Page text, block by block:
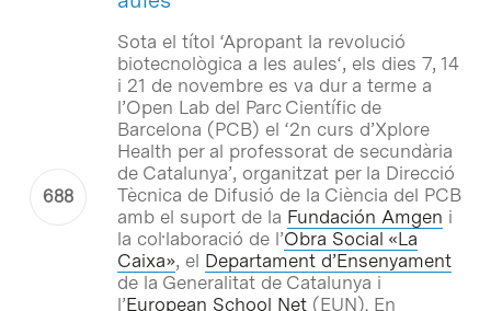
Sota el títol ‘Apropant la revolució
biotecnològica a les aules‘, els dies 7, 14
i 21 de novembre es va dur a terme a
l’Open Lab del Parc Científic de
Barcelona (PCB) el ‘2n curs d’Xplore
Health per al professorat de secundària
de Catalunya’, organitzat per la Direcció
Tècnica de Difusió de la Ciència del PCB
amb el suport de la Fundación Amgen i
la col·laboració de l’Obra Social «La
Caixa», el Departament d’Ensenyament
de la Generalitat de Catalunya i
l’European School Net(EUN). En